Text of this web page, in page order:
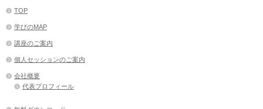
TOP
学びのMAP
講座のご案内
個人セッションのご案内
会社概要
代表プロフィール